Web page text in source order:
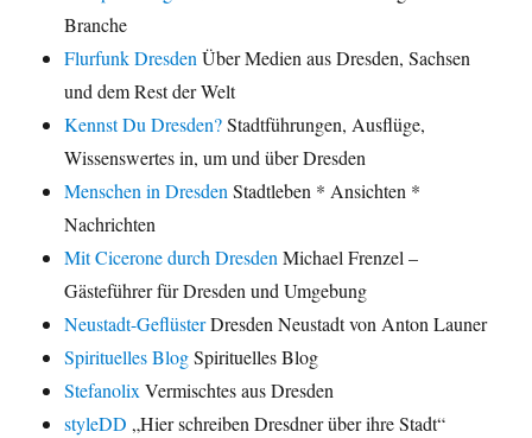
Branche
Flurfunk Dresden Über Medien aus Dresden, Sachsen
und dem Rest der Welt
Kennst Du Dresden?Stadtführungen, Ausflüge,
Wissenswertes in, um und über Dresden
Menschen in Dresden Stadtleben * Ansichten *
Nachrichten
Mit Cicerone durch Dresden Michael Frenzel –
Gästeführer für Dresden und Umgebung
Neustadt-GeflüsterDresden Neustadt von Anton Launer
Spirituelles BlogSpirituelles Blog
Stefanolix Vermischtes aus Dresden
styleDD „Hier schreiben Dresdner über ihre Stadt“